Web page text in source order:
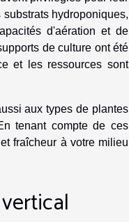
hydroponiques,
d'aération et de
de culture ont été
et les ressources sont
aux types de plantes
tenant compte de ces
fraîcheur à votre milieu